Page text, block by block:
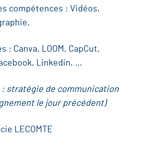
compétences : Vidéos,
: Canva, LOOM, CapCut,
Linkedin, …
stratégie de communication
le jour précédent)
LECOMTE